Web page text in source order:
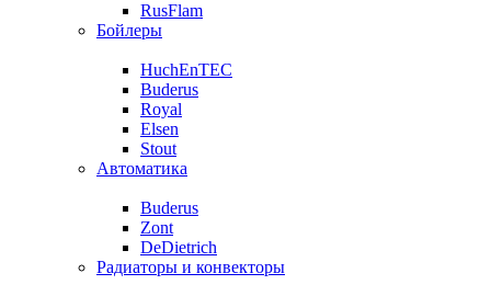
RusFlam
Бойлеры
HuchEnTEC
Buderus
Royal
Elsen
Stout
Автоматика
Buderus
Zont
DeDietrich
Радиаторы и конвекторы